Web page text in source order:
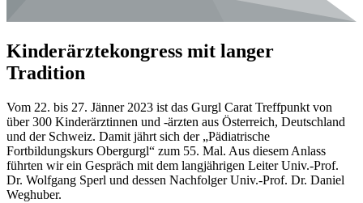
Kinderärzte­kongress mit langer
Tradition
Vom 22. bis 27. Jänner 2023 ist das Gurgl Carat Treffpunkt von
über 300 Kinderärztinnen und -ärzten aus Österreich, Deutschland
und der Schweiz. Damit jährt sich der „Pädiatrische
Fortbildungskurs Obergurgl“ zum 55. Mal. Aus diesem Anlass
führten wir ein Gespräch mit dem langjährigen Leiter Univ.-Prof.
Dr. Wolfgang Sperl und dessen Nachfolger Univ.-Prof. Dr. Daniel
Weghuber.